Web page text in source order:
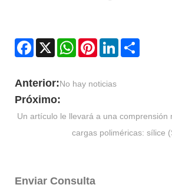
Facebook
X WhatsAppPinterestLinkedIn
Anterior:No hay noticias
Próximo:
Un artículo le llevará a una comprensión
cargas poliméricas: sílice
Enviar Consulta